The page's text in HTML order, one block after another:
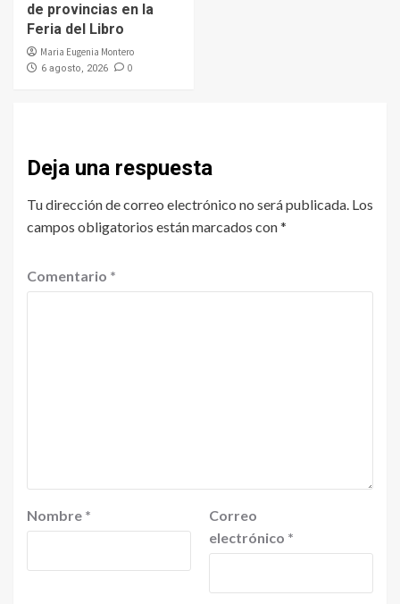
de provincias en la
Feria del Libro
Maria Eugenia Montero
6 agosto, 2026 0
Deja una respuesta
Tu dirección de correo electrónico no será publicada. Los
campos obligatorios están marcados con*
Comentario *
Nombre *
Correo
electrónico *